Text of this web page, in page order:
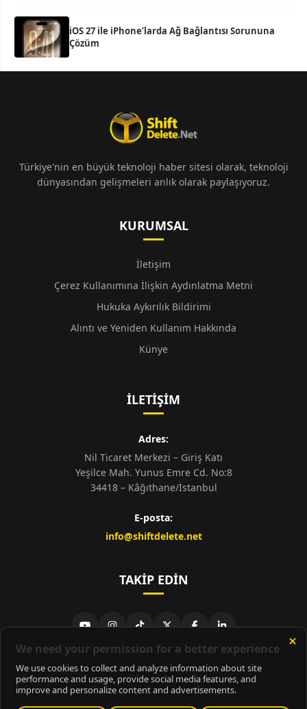
iOS 27 ile iPhone’larda Ağ Bağlantısı Sorununa
Çözüm
Türkiye'nin en büyük teknoloji haber sitesi olarak, teknoloji
dünyasından gelişmeleri anlık olarak paylaşıyoruz.
KURUMSAL
İletişim
Çerez Kullanımına İlişkin Aydınlatma Metni
Hukuka Aykırılık Bildirimi
Alıntı ve Yeniden Kullanım Hakkında
Künye
İLETIŞIM
Adres:
Nil Ticaret Merkezi – Giriş Katı
Yeşilce Mah. Yunus Emre Cd. No:8
34418 – Kâğıthane/İstanbul
E-posta:
info@shiftdelete.net
TAKIP EDIN